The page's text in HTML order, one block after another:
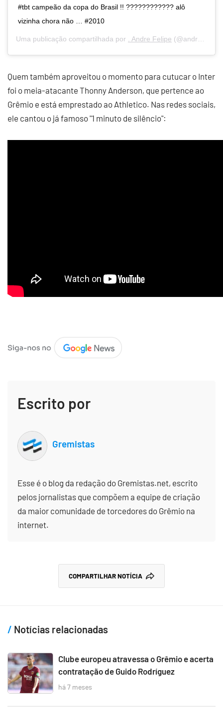
#tbt campeão da copa do Brasil !! ???????????? alô
vizinha chora não … #2010
Uma publicação compartilhada por . Andre Felipe (@andreefelipe9) em
Quem também aproveitou o momento para cutucar o Inter
foi o meia-atacante Thonny Anderson, que pertence ao
Grêmio e está emprestado ao Athletico. Nas redes sociais,
ele cantou o já famoso "1 minuto de silêncio":
Escrito por
Gremistas
Esse é o blog da redação do Gremistas.net, escrito
pelos jornalistas que compõem a equipe de criação
da maior comunidade de torcedores do Grêmio na
internet.
COMPARTILHAR NOTÍCIA
Notícias relacionadas
Clube europeu atravessa o Grêmio e acerta
contratação de Guido Rodríguez
há 7 meses